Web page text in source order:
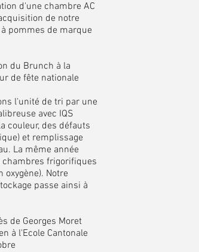
d'une chambre AC
de notre
pommes de marque
du Brunch à la
de fête nationale
l'unité de tri par une
avec IQS
couleur, des défauts
et remplissage
La même année
frigorifiques
oxygène). Notre
passe ainsi à
de Georges Moret
à l'Ecole Cantonale